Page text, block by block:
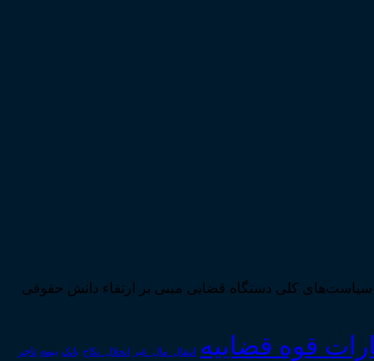
سند چشم‌انداز بیست ساله کشور و سیاست‌های کلی دستگاه قضایی مبنی بر ارتقاء دانش حقوقی
قوه قضاییه انتقال_مال_غیر انحلال_نکاح بانک بیمه تاجر